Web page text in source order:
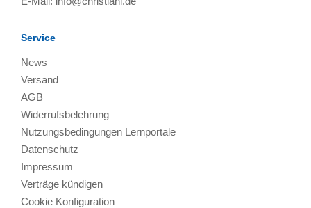
Service
News
Versand
AGB
Widerrufsbelehrung
Nutzungsbedingungen Lernportale
Datenschutz
Impressum
Verträge kündigen
Cookie Konfiguration